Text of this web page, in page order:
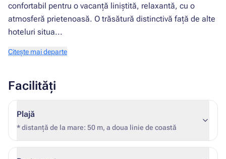
confortabil pentru o vacanță liniștită, relaxantă, cu o
atmosferă prietenoasă. O trăsătură distinctivă față de alte
hoteluri situa...
Citește mai departe
Facilități
Plajă
* distanță de la mare: 50 m, a doua linie de coastă